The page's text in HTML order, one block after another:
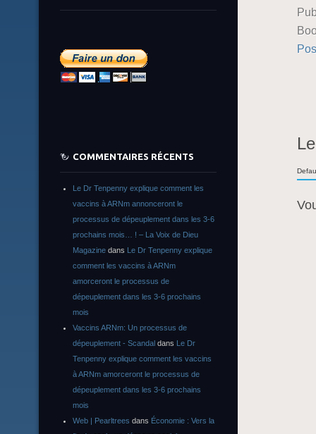
COMMENTAIRES RÉCENTS
Le Dr Tenpenny explique comment les
vaccins à ARNm annonceront le
processus de dépeuplement dans les 3-6
prochains mois… ! – La Voix de Dieu
Magazine dans Le Dr Tenpenny explique
comment les vaccins à ARNm
amorceront le processus de
dépeuplement dans les 3-6 prochains
mois
Vaccins ARNm: Un processus de
dépeuplement - Scandal dans Le Dr
Tenpenny explique comment les vaccins
à ARNm amorceront le processus de
dépeuplement dans les 3-6 prochains
mois
Web | Pearltrees dans Économie : Vers la